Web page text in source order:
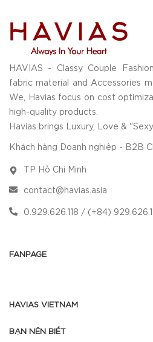
HAVIAS - Classy Couple
fabric material and Accessories
We, Havias focus on cost
high-quality products.
Havias brings Luxury, Love &
Khách hàng Doanh nghiệp - B2B
TP Hồ Chí Minh
contact@havias.asia
0.929.626.118 / (+84)
FANPAGE
HAVIAS VIETNAM
BẠN NÊN BIẾT